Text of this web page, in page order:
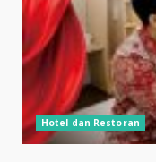
Hotel dan Restoran